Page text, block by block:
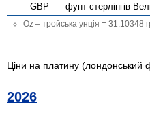
GBP фунт стерлінгів
Oz – тройська унція = 31.10348
Ціни на платину (лондонський
2026